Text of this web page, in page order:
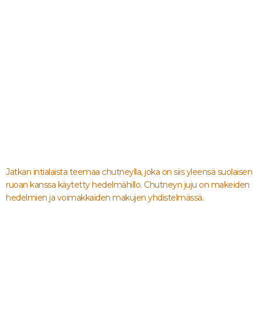
Jatkan intialaista teemaa chutneylla, joka on siis yleensä suolaisen
ruoan kanssa käytetty hedelmähillo. Chutneyn juju on makeiden
hedelmien ja voimakkaiden makujen yhdistelmässä.